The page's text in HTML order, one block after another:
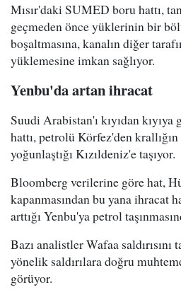
Mısır'daki SUMED boru hattı,
geçmeden önce yüklerinin bir
boşaltmasına, kanalın diğer
yüklemesine imkan sağlıyor.
Yenbu'da artan ihracat
Suudi Arabistan'ı kıyıdan
hattı, petrolü Körfez'den
yoğunlaştığı Kızıldeniz'e taşıyor.
Bloomberg verilerine göre hat,
kapanmasından bu yana ihracat
arttığı Yenbu'ya petrol
Bazı analistler Wafaa
yönelik saldırılara doğru
görüyor.